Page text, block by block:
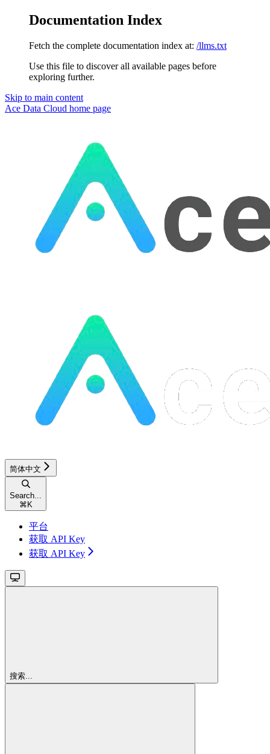
Documentation Index
Fetch the complete documentation index at: /llms.txt
Use this file to discover all available pages before
exploring further.
Skip to main content
Ace Data Cloud home page
简体中文
Search...
⌘ K
平台
获取 API Key
获取 API Key
搜索...